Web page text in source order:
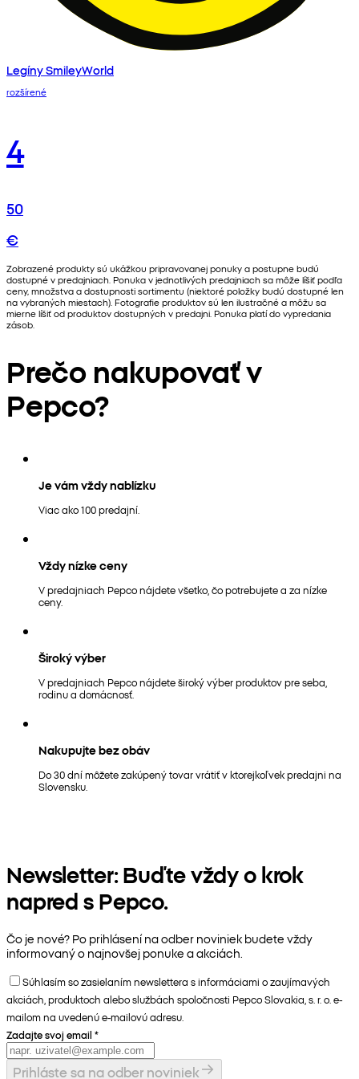
Legíny SmileyWorld
rozšírené
4
50
€
Zobrazené produkty sú ukážkou pripravovanej ponuky a postupne budú
dostupné v predajniach. Ponuka v jednotlivých predajniach sa môže líšiť podľa
ceny, množstva a dostupnosti sortimentu (niektoré položky budú dostupné len
na vybraných miestach). Fotografie produktov sú len ilustračné a môžu sa
mierne líšiť od produktov dostupných v predajni. Ponuka platí do vypredania
zásob.
Prečo nakupovať v
Pepco?
Je vám vždy nablízku
Viac ako 100 predajní.
Vždy nízke ceny
V predajniach Pepco nájdete všetko, čo potrebujete a za nízke
ceny.
Široký výber
V predajniach Pepco nájdete široký výber produktov pre seba,
rodinu a domácnosť.
Nakupujte bez obáv
Do 30 dní môžete zakúpený tovar vrátiť v ktorejkoľvek predajni na
Slovensku.
Newsletter: Buďte vždy o krok
napred s Pepco.
Čo je nové? Po prihlásení na odber noviniek budete vždy
informovaný o najnovšej ponuke a akciách.
Súhlasím so zasielaním newslettera s informáciami o zaujímavých
akciách, produktoch alebo službách spoločnosti Pepco Slovakia, s. r. o. e-
mailom na uvedenú e-mailovú adresu.
Zadajte svoj email *
Prihláste sa na odber noviniek